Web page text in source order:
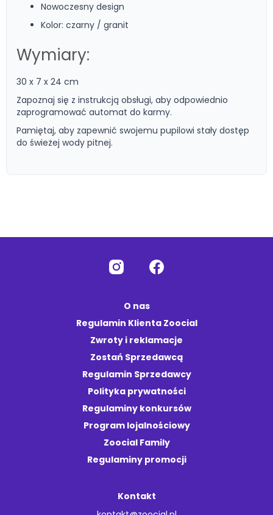
Nowoczesny design
Kolor: czarny / granit
Wymiary:
30 x 7 x 24 cm
Zapoznaj się z instrukcją obsługi, aby odpowiednio
zaprogramować automat do karmy.
Pamiętaj, aby zapewnić swojemu pupilowi stały dostęp
do świeżej wody pitnej.
O nas
Regulamin Klienta Zoocial
Zwroty i reklamacje
Zostań Sprzedawcą
Regulamin Sprzedawcy
Polityka prywatności
Regulaminy konkursów
Program lojalnościowy
Zoocial Family
Regulaminy promocji
Kontakt